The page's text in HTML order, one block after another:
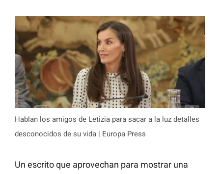
Hablan los amigos de Letizia para sacar a la luz detalles
desconocidos de su vida | Europa Press
Un escrito que aprovechan para mostrar una